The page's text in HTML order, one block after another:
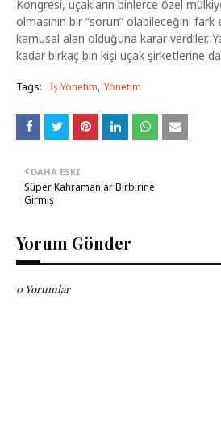
Kongresi, uçakların binlerce özel
olmasının bir “sorun” olabileceğini fark
kamusal alan olduğuna karar verdiler.
kadar birkaç bin kişi uçak şirketlerine
Tags: İş Yönetim Yönetim
DAHA ESKI
Süper Kahramanlar Birbirine
Girmiş
Yorum Gönder
0 Yorumlar